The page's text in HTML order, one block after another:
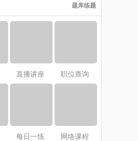
题库练题
直播讲座 职位查询
每日一练 网络课程